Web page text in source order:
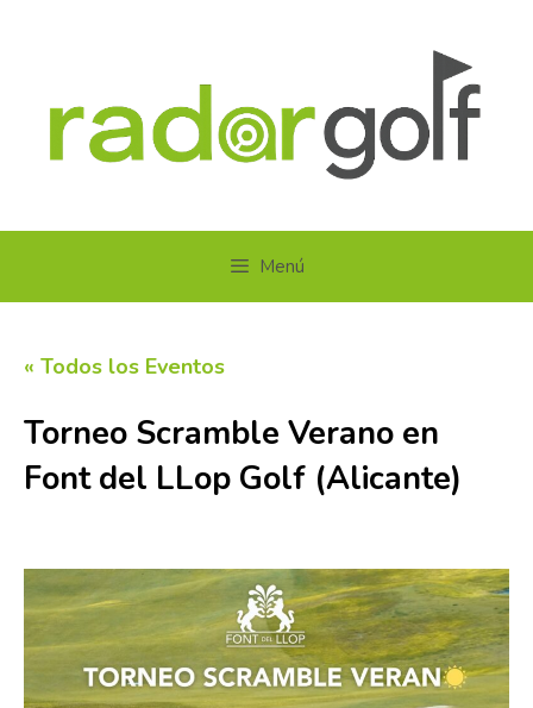
Menú
« Todos los Eventos
Torneo Scramble Verano en
Font del LLop Golf (Alicante)